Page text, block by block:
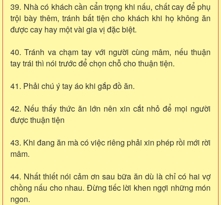
39. Nhà có khách cần cẩn trọng khi nấu, chất cay để phụ
trội bày thêm, tránh bất tiện cho khách khi họ không ăn
được cay hay một vài gia vị đặc biệt.
40. Tránh va chạm tay với người cùng mâm, nếu thuận
tay trái thì nói trước để chọn chỗ cho thuận tiện.
41. Phải chú ý tay áo khi gắp đồ ăn.
42. Nếu thấy thức ăn lớn nên xin cắt nhỏ để mọi người
được thuận tiện
43. Khi đang ăn mà có việc riêng phải xin phép rồi mới rời
mâm.
44. Nhất thiết nói cảm ơn sau bữa ăn dù là chỉ có hai vợ
chồng nấu cho nhau. Đừng tiếc lời khen ngợi những món
ngon.